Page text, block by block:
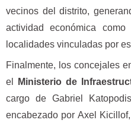
vecinos del distrito,
actividad económica
localidades vinculadas por
Finalmente, los concejales
el
Ministerio de
cargo de Gabriel
encabezado por Axel